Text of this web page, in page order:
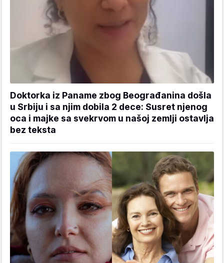
Doktorka iz Paname zbog Beograđanina došla
u Srbiju i sa njim dobila 2 dece: Susret njenog
oca i majke sa svekrvom u našoj zemlji ostavlja
bez teksta